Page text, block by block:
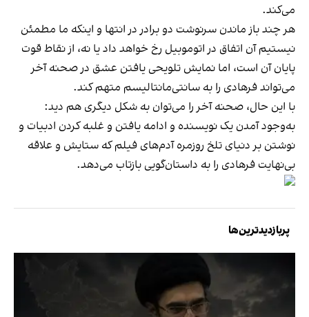
می‌کند.
هر چند باز ماندن سرنوشت دو برادر در انتها و اینکه ما مطمئن
نیستیم آن اتفاق در اتوموبیل رخ خواهد داد یا نه، از نقاط قوت
پایان آن است، اما نمایش تلویحی یافتن عشق در صحنه آخر
می‌تواند فرهادی را به سانتی‌مانتالیسم متهم کند.
با این حال، صحنه آخر را می‌توان به شکل دیگری هم دید:
به‌وجود آمدن یک نویسنده و ادامه یافتن و غلبه کردن ادبیات و
نوشتن بر دنیای تلخ روزمره آدم‌های فیلم که ستایش و علاقه
بی‌نهایت فرهادی را به داستان‌گویی بازتاب می‌دهد.
پربازدیدترین‌ها